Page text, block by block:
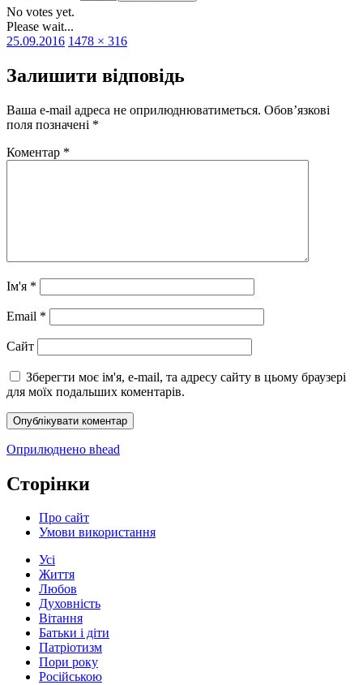
No votes yet.
Please wait...
Оприлюднено
25.09.2016 Повний
1478 × 316
Залишити відповідь
Ваша e-mail адреса не оприлюднюватиметься. Обов’язкові
поля позначені *
Коментар *
Ім'я *
Email *
Сайт
Зберегти моє ім'я, e-mail, та адресу сайту в цьому браузері
для моїх подальших коментарів.
Навігація
записів
Оприлюднено вhead
Сторінки
Про сайт
Умови використання
Усі
Життя
Любов
Духовність
Вітання
Батьки і діти
Патріотизм
Пори року
Російською